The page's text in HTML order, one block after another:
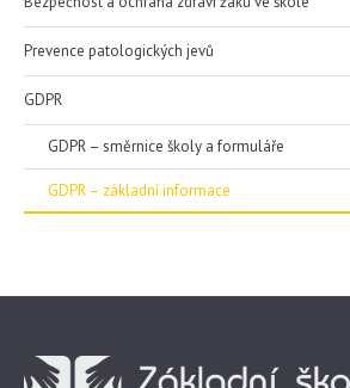
Prevence patologických jevů
GDPR
GDPR – směrnice školy a formuláře
GDPR – základní informace